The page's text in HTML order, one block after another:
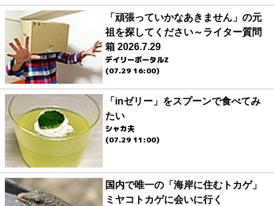
「頑張っていかなあきません」の元
祖を探してください～ライター質問
箱 2026.7.29
デイリーポータルZ
(07.29 16:00)
「inゼリー」をスプーンで食べてみ
たい
シャカ夫
(07.29 11:00)
国内で唯一の「海岸に住むトカゲ」
ミヤコトカゲに会いに行く